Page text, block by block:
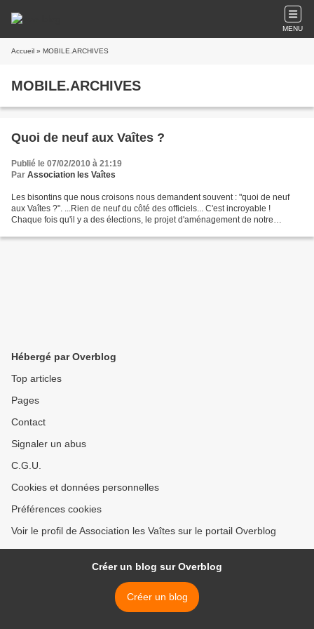
MENU
Accueil » MOBILE.ARCHIVES
MOBILE.ARCHIVES
Quoi de neuf aux Vaîtes ?
Publié le 07/02/2010 à 21:19
Par Association les Vaîtes
Les bisontins que nous croisons nous demandent souvent : "quoi de neuf
aux Vaîtes ?". ...Rien de neuf du côté des officiels... C'est incroyable !
Chaque fois qu'il y a des élections, le projet d'aménagement de notre
Hébergé par Overblog
Top articles
Pages
Contact
Signaler un abus
C.G.U.
Cookies et données personnelles
Préférences cookies
Voir le profil de Association les Vaîtes sur le portail Overblog
Créer un blog sur Overblog
Créer un blog